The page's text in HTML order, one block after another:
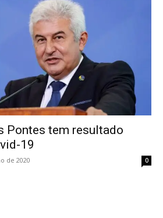
Pontes tem resultado
19
de 2020 0